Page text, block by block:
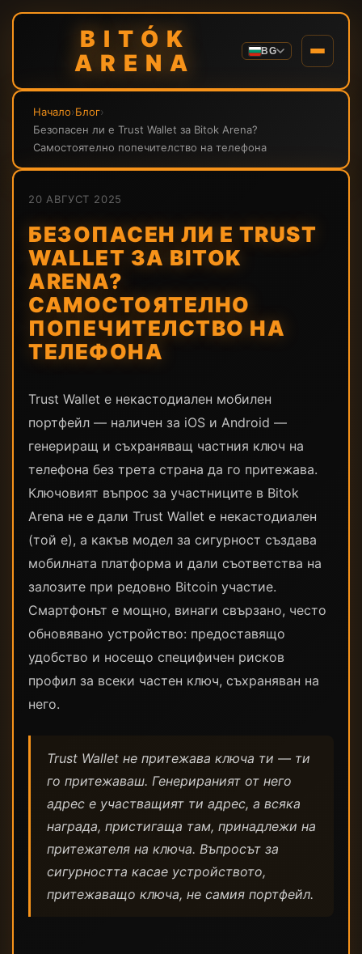
BITÓK
ARENA
BG
Начало›Блог›
Безопасен ли е Trust Wallet за Bitok Arena?
Самостоятелно попечителство на телефона
20 АВГУСТ 2025
БЕЗОПАСЕН ЛИ Е TRUST
WALLET ЗА BITOK
ARENA?
САМОСТОЯТЕЛНО
ПОПЕЧИТЕЛСТВО НА
ТЕЛЕФОНА
Trust Wallet е некастодиален мобилен
портфейл — наличен за iOS и Android —
генериращ и съхраняващ частния ключ на
телефона без трета страна да го притежава.
Ключовият въпрос за участниците в Bitok
Arena не е дали Trust Wallet е некастодиален
(той е), а какъв модел за сигурност създава
мобилната платформа и дали съответства на
залозите при редовно Bitcoin участие.
Смартфонът е мощно, винаги свързано, често
обновявано устройство: предоставящо
удобство и носещо специфичен рисков
профил за всеки частен ключ, съхраняван на
него.
Trust Wallet не притежава ключа ти — ти
го притежаваш. Генерираният от него
адрес е участващият ти адрес, а всяка
награда, пристигаща там, принадлежи на
притежателя на ключа. Въпросът за
сигурността касае устройството,
притежаващо ключа, не самия портфейл.